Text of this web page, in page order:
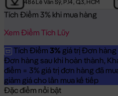
486 Lê Văn Sỹ, P.14, Q.3, HCM
Tích Điểm 3% khi mua hàng
Xem Điểm Tích Lũy
Tích Điểm 3% giá trị Đơn hàng
Đơn hàng sau khi hoàn thành,
điểm = 3% giá trị đơn hàng đã
giảm giá cho lần mua kế tiếp
Đặc điểm nổi bật